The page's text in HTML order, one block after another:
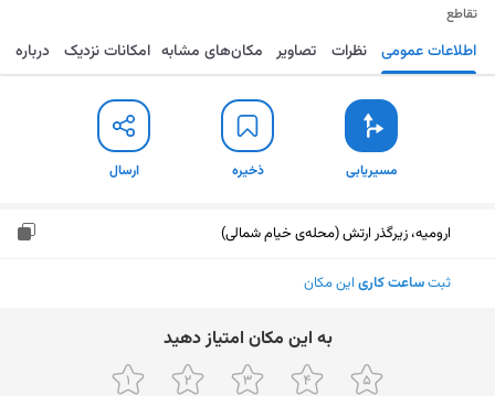
تقاطع
مسیریابی ذخیره ارسال اطلاعات عمومی نظرات تصاویر مکان‌های مشابه امکانات نزدیک درباره
مسیریابی ذخیره ارسال
ارومیه، زیرگذر ارتش (محله‌ی خیام شمالی)
ثبتساعت کاری این مکان
ﺑﻪ اﯾﻦ ﻣﮑﺎن اﻣﺘﯿﺎز دﻫﯿﺪ